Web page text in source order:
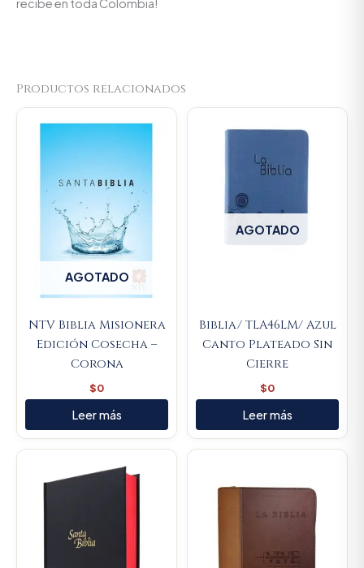
recibe en toda Colombia!
Productos relacionados
AGOTADO
NTV Biblia Misionera
Edición Cosecha –
Corona
$0
Leer más
AGOTADO
Biblia/ TLA46LM/ Azul
Canto Plateado Sin
Cierre
$0
Leer más
$117.000.
Current
$111.150.